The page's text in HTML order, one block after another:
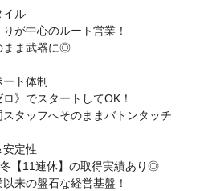
イル
が中心のルート営業！
まま武器に◎
ト体制
》でスタートしてOK！
タッフへそのままバトンタッチ
安定性
【11連休】の取得実績あり◎
来の盤石な経営基盤！